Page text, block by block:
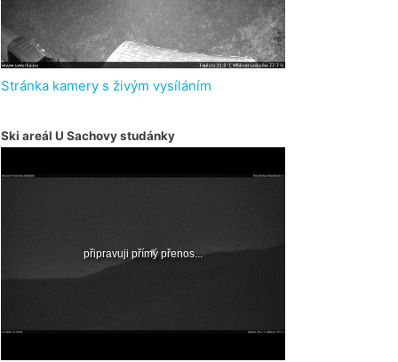
Stránka kamery s živým vysíláním
Ski areál U Sachovy studánky